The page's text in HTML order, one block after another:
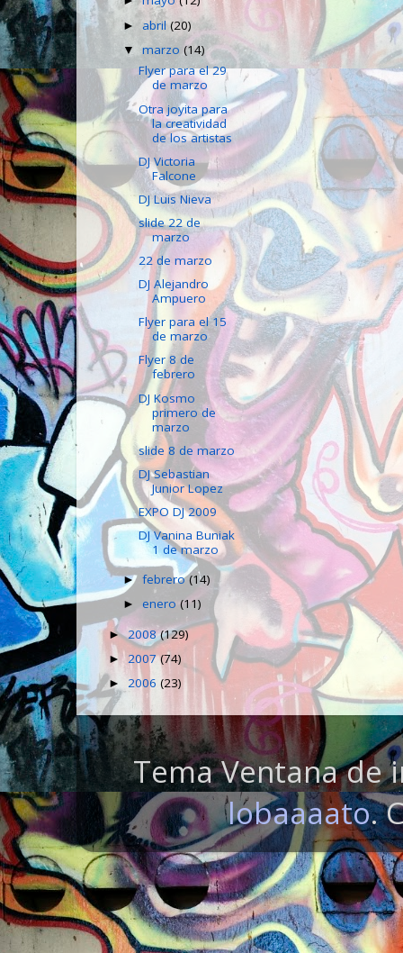
►abril(20)
▼marzo(14)
Flyer para el 29
de marzo
Otra joyita para
la creatividad
de los artistas
DJ Victoria
Falcone
DJ Luis Nieva
slide 22 de
marzo
22 de marzo
DJ Alejandro
Ampuero
Flyer para el 15
de marzo
Flyer 8 de
febrero
DJ Kosmo
primero de
marzo
slide 8 de marzo
DJ Sebastian
Junior Lopez
EXPO DJ 2009
DJ Vanina Buniak
1 de marzo
►febrero(14)
►enero(11)
►2008(129)
► 2007(74)
► 2006 (23)
Tema Ventana de
lobaaaato.